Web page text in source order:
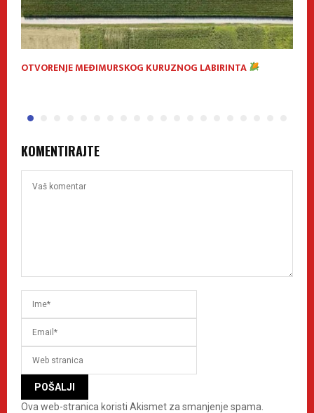
OTVORENJE MEĐIMURSKOG KURUZNOG LABIRINTA
KOMENTIRAJTE
Ova web-stranica koristi Akismet za smanjenje spama.